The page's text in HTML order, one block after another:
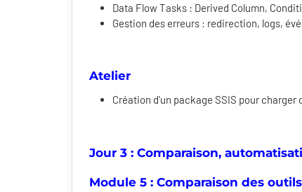
Data Flow Tasks : Derived Column,
Gestion des erreurs : redirection, logs,
Atelier
Création d'un package SSIS pour charger
Jour 3 : Comparaison,
Module 5 : Comparaison des